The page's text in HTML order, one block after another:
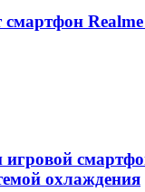
охлаждения